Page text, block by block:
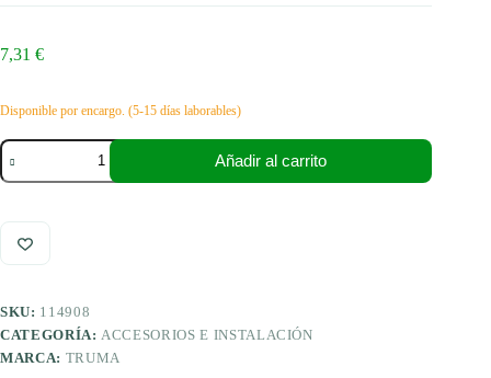
7,31 €
Disponible por encargo. (5-15 días laborables)
Truma
tubo
de
tubo
ventilador
65/72
mm
-
Añadir al carrito
SKU: 114908
CATEGORÍA: ACCESORIOS E INSTALACIÓN
MARCA: TRUMA